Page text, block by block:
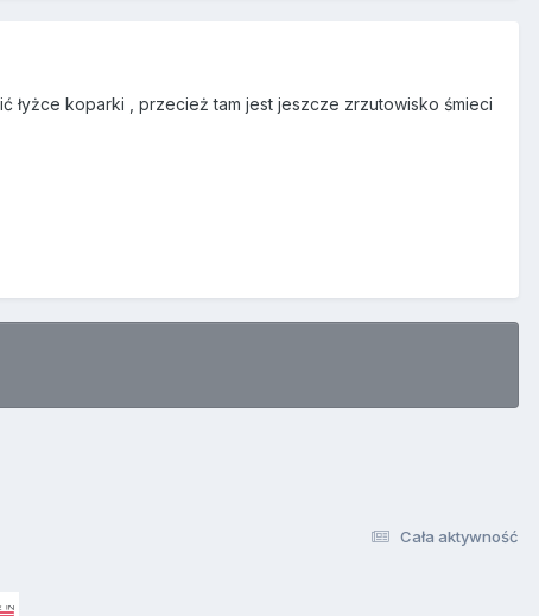
łyżce koparki , przecież tam jest jeszcze zrzutowisko śmieci
Cała aktywność